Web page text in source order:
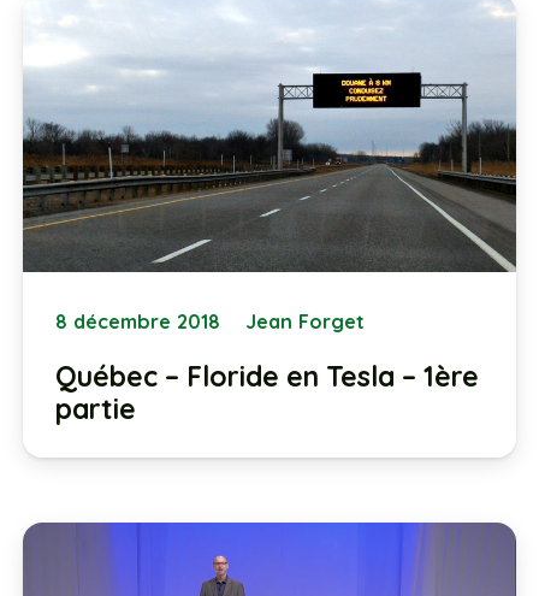
8 décembre 2018 Jean Forget
Québec – Floride en Tesla – 1ère
partie